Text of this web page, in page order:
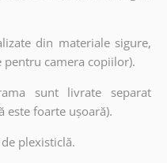
din materiale sigure,
camera copiilor).
sunt livrate separat
este foarte ușoară).
plexisticlă.